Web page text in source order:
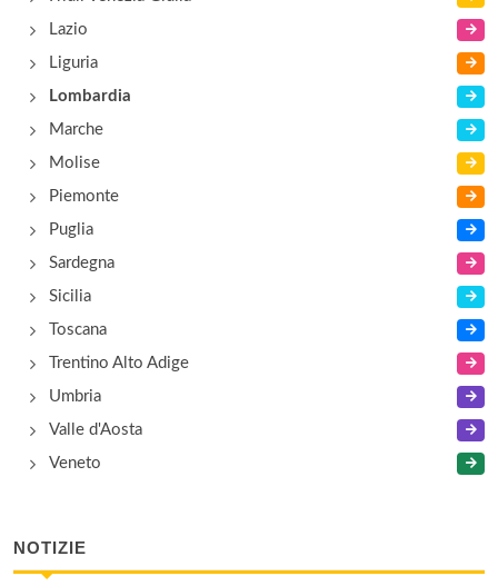
Lazio
Liguria
Lombardia
Marche
Molise
Piemonte
Puglia
Sardegna
Sicilia
Toscana
Trentino Alto Adige
Umbria
Valle d'Aosta
Veneto
NOTIZIE